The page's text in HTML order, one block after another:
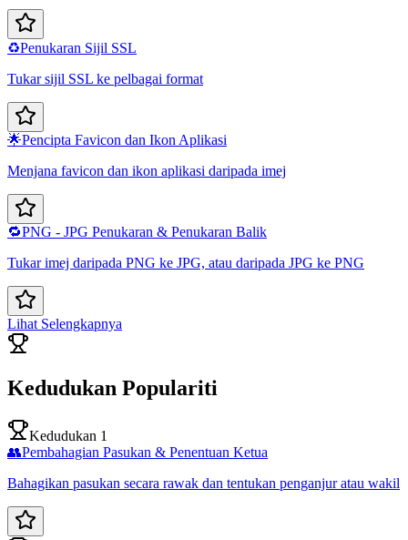
♻️Penukaran Sijil SSL
Tukar sijil SSL ke pelbagai format
🌟Pencipta Favicon dan Ikon Aplikasi
Menjana favicon dan ikon aplikasi daripada imej
🔁PNG - JPG Penukaran & Penukaran Balik
Tukar imej daripada PNG ke JPG, atau daripada JPG ke PNG
Lihat Selengkapnya
Kedudukan Populariti
Kedudukan 1
👥Pembahagian Pasukan & Penentuan Ketua
Bahagikan pasukan secara rawak dan tentukan penganjur atau wakil